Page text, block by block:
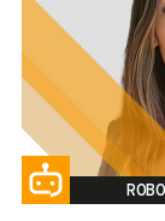
Image